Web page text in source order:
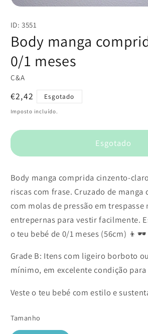
multimédia
em
modal
ID: 3551
Body manga
0/1 meses
C&A
Preço
normal
€2,42 Esgotado
Imposto incluído.
Esgotado
Body manga comprida cinzento-
riscas com frase. Cruzado de manga
com molas de pressão em trespasse
entrepernas para vestir facilmente.
o teu bebé de 0/1 meses (56cm) 👦🕶️
Grade B: Itens com ligeiro borboto
mínimo, em excelente condição
Veste o teu bebé com estilo e
Tamanho